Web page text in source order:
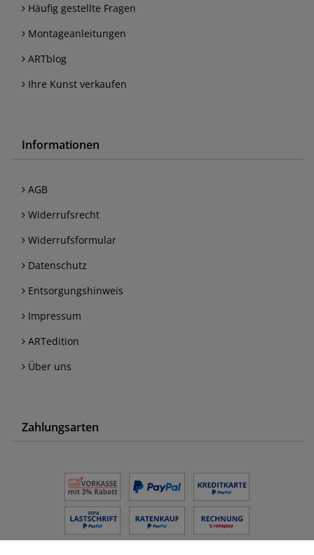
Häufig gestellte Fragen
Montageanleitungen
ARTblog
Ihre Kunst verkaufen
Informationen
AGB
Widerrufsrecht
Widerrufsformular
Datenschutz
Entsorgungshinweis
Impressum
ARTedition
Über uns
Zahlungsarten